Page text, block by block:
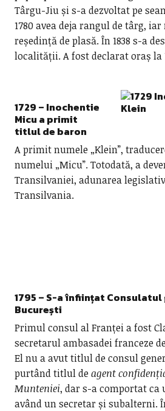
Târgu-Jiu și s-a dezvoltat pe
1780 avea deja rangul de târg,
reședință de plasă. În 1838 s-a
localității. A fost declarat oraș la
1729 – Inochentie
Micu a primit
titlul de baron
A primit numele „Klein”,
numelui „Micu”. Totodată, a
Transilvaniei, adunarea
Transilvania.
1795 – S-a înființat
București
Primul consul al Franței a fost
secretarul ambasadei franceze
El nu a avut titlul de consul
purtând titlul deagent
Munteniei, dar s-a comportat ca
având un secretar și subalterni.